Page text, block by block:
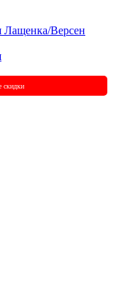
Лащенка/Версен
BYN.
скидки